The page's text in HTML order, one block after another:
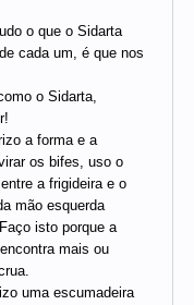
o que o Sidarta
cada um, é que nos
o Sidarta,
a forma e a
os bifes, uso o
a frigideira e o
mão esquerda
isto porque a
mais ou
uma escumadeira